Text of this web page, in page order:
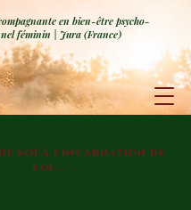
en bien-être psycho-
féminin | Jura (France)
soi à l'incarnation de
soi...